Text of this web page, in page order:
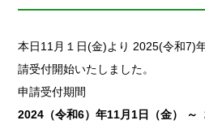
本日11月１日(金)より 2025(令和
請受付開始いたしました。
申請受付期間
2024（令和6）年11月1日（金） ～